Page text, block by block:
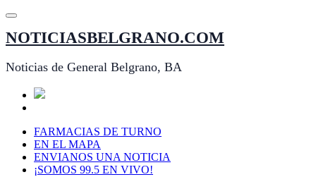
Saltar
contenido
NOTICIASBELGRANO.COM
Noticias de General Belgrano, BA
FARMACIAS DE TURNO
EN EL MAPA
ENVIANOS UNA NOTICIA
¡SOMOS 99.5 EN VIVO!